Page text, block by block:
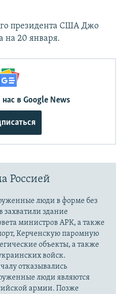
президента США Джо
на 20 января.
в Google News
Россией
люди в форме без
захватили здание
министров АРК, а также
Керченскую паромную
объекты, а также
войск.
отказывались
люди являются
армии. Позже